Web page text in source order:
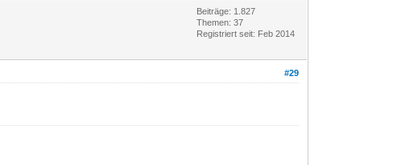
Beiträge: 1.827
Themen: 37
Registriert seit: Feb 2014
#29